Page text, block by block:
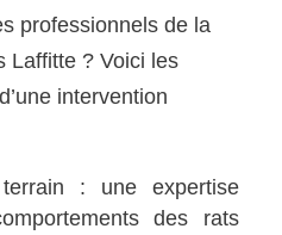
professionnels de la
Laffitte ? Voici les
intervention
: une expertise
des rats